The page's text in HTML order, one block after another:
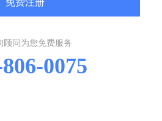
顾问为您免费服务
0075